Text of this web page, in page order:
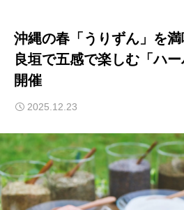
沖縄の春「うりずん」を
良垣で五感で楽しむ「ハ
開催
2025.12.23